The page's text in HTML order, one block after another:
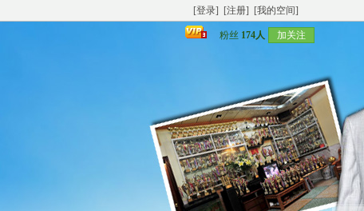
[登录] [注册] [我的空间]
粉丝 174人 加关注